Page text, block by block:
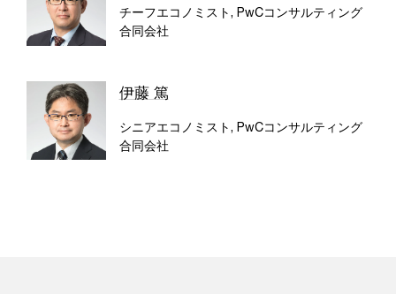
チーフエコノミスト, PwCコンサルティング
合同会社
伊藤 篤
シニアエコノミスト, PwCコンサルティング
合同会社